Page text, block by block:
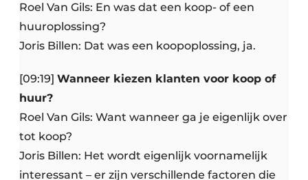
Roel Van Gils: En was dat een koop- of een
huuroplossing?
Joris Billen: Dat was een koopoplossing, ja.
[09:19] Wanneer kiezen klanten voor koop of
huur?
Roel Van Gils: Want wanneer ga je eigenlijk over
tot koop?
Joris Billen: Het wordt eigenlijk voornamelijk
interessant – er zijn verschillende factoren die